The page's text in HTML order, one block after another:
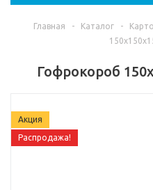
Главная - Каталог -
Гофрокороб
Акция
Распродажа!